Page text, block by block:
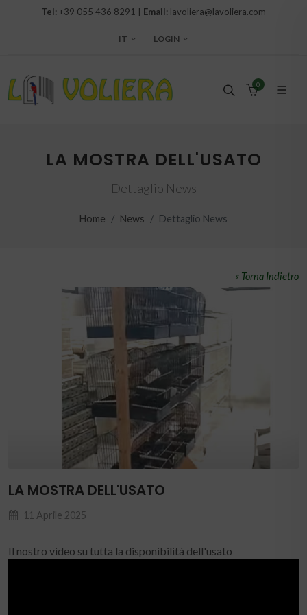
Tel:+39 055 436 8291 | Email: lavoliera@lavoliera.com
IT LOGIN
0
LA MOSTRA DELL'USATO
Dettaglio News
Home News Dettaglio News
« Torna Indietro
LA MOSTRA DELL'USATO
11 Aprile 2025
Il nostro video su tutta la disponibilità dell'usato